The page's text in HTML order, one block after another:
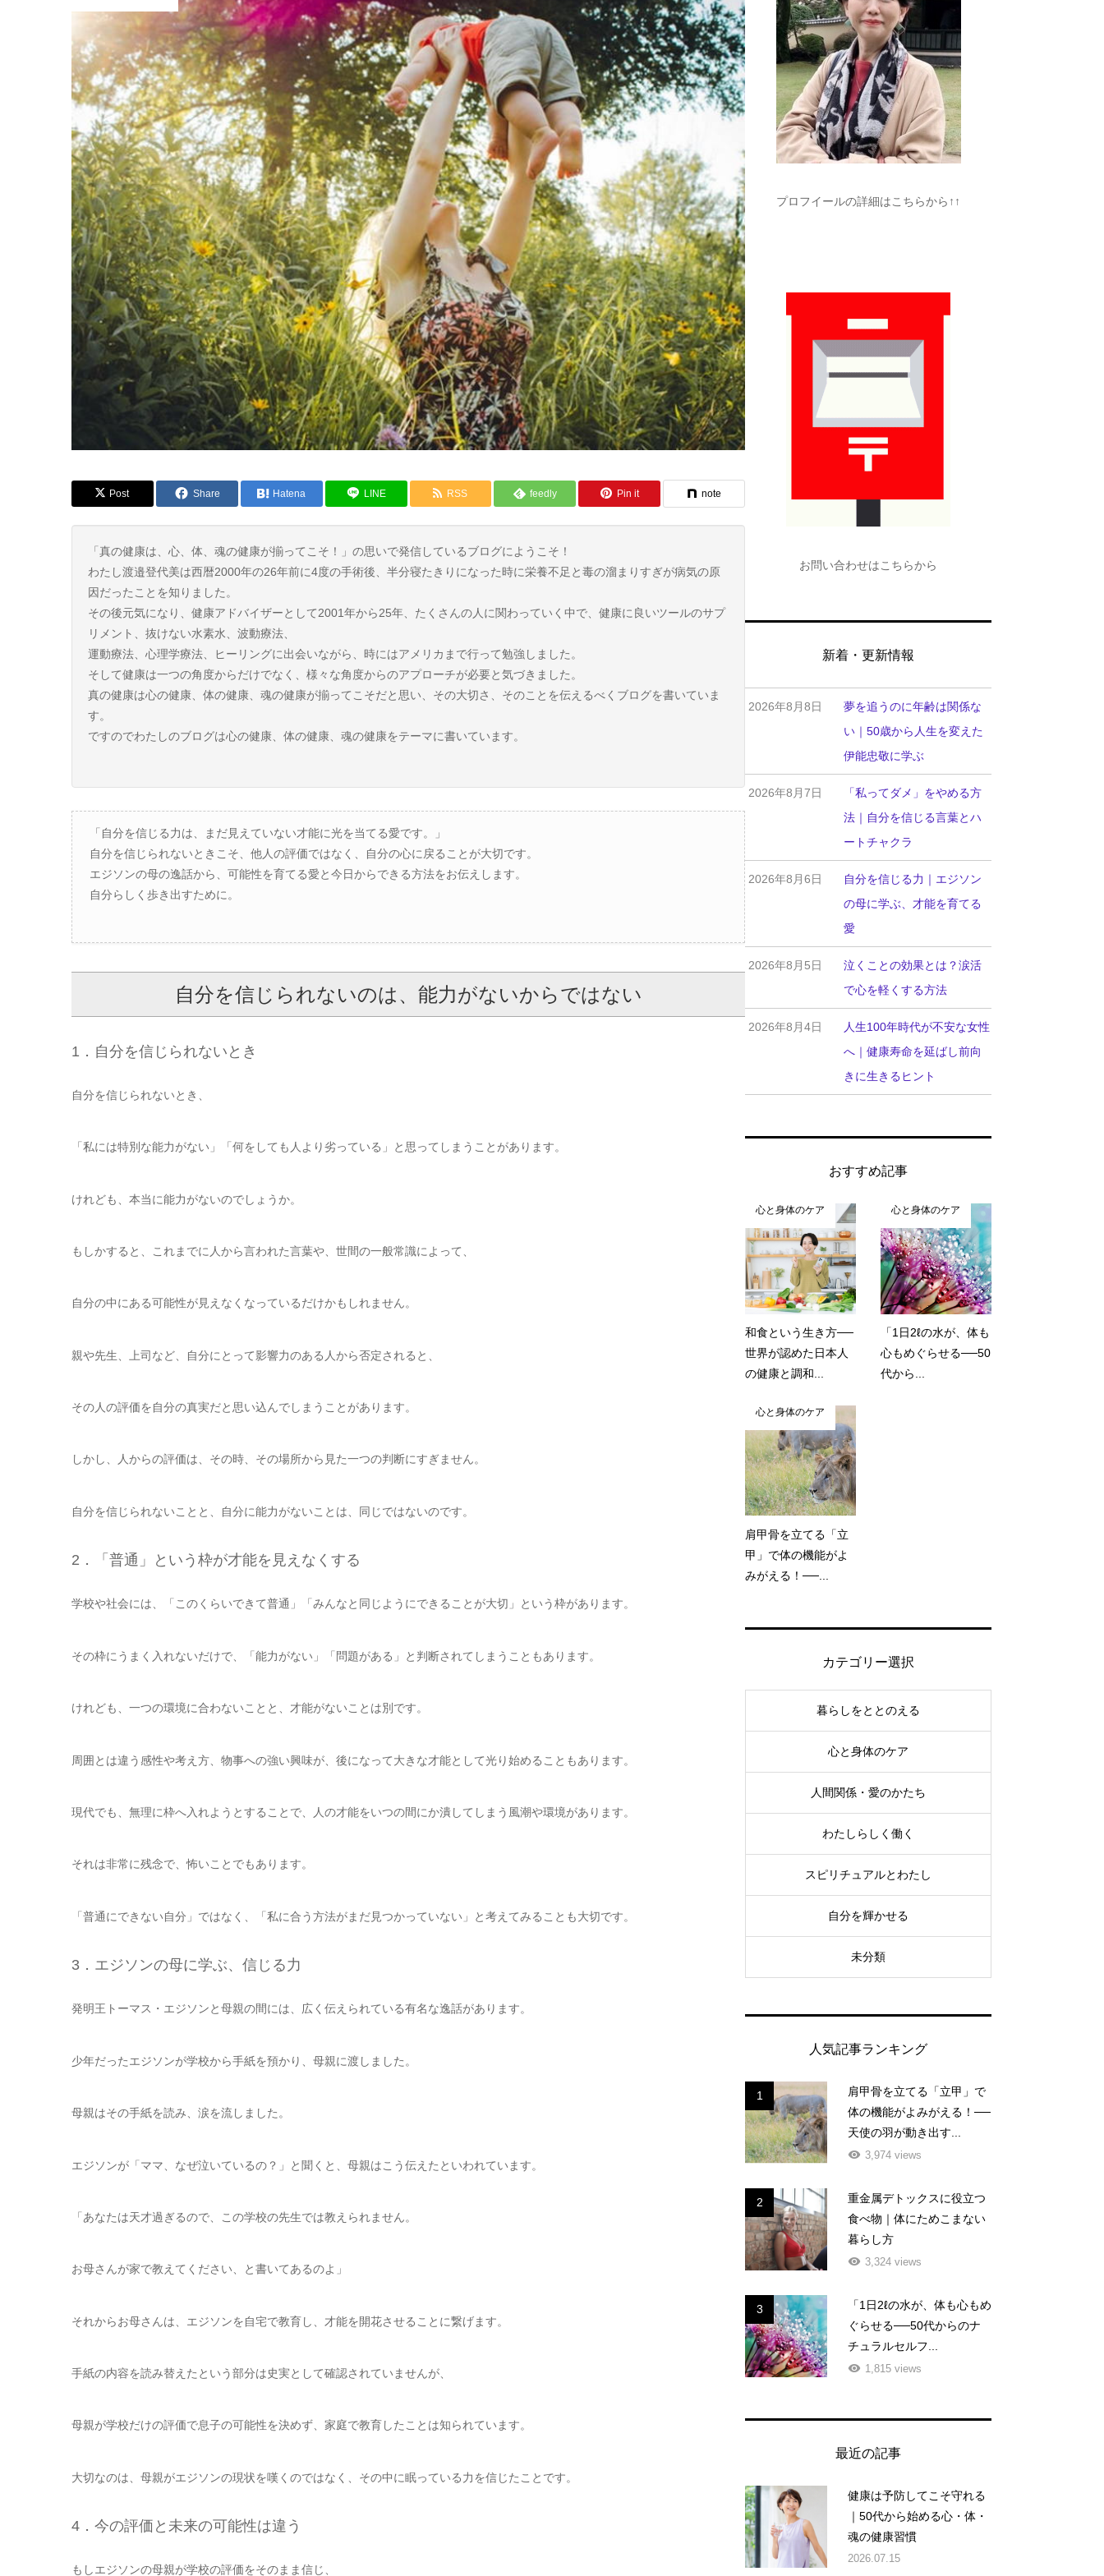
Post Share Hatena LINE RSS feedly Pin it note
「真の健康は、心、体、魂の健康が揃ってこそ！」の思いで発信しているブログにようこそ！
わたし渡邉登代美は西暦2000年の26年前に4度の手術後、半分寝たきりになった時に栄養不足と毒の溜まりすぎが病気の原
因だったことを知りました。
その後元気になり、健康アドバイザーとして2001年から25年、たくさんの人に関わっていく中で、健康に良いツールのサプ
リメント、抜けない水素水、波動療法、
運動療法、心理学療法、ヒーリングに出会いながら、時にはアメリカまで行って勉強しました。
そして健康は一つの角度からだけでなく、様々な角度からのアプローチが必要と気づきました。
真の健康は心の健康、体の健康、魂の健康が揃ってこそだと思い、その大切さ、そのことを伝えるべくブログを書いていま
す。
ですのでわたしのブログは心の健康、体の健康、魂の健康をテーマに書いています。
「自分を信じる力は、まだ見えていない才能に光を当てる愛です。」
自分を信じられないときこそ、他人の評価ではなく、自分の心に戻ることが大切です。
エジソンの母の逸話から、可能性を育てる愛と今日からできる方法をお伝えします。
自分らしく歩き出すために。
自分を信じられないのは、能力がないからではない
1．自分を信じられないとき
自分を信じられないとき、
「私には特別な能力がない」「何をしても人より劣っている」と思ってしまうことがあります。
けれども、本当に能力がないのでしょうか。
もしかすると、これまでに人から言われた言葉や、世間の一般常識によって、
自分の中にある可能性が見えなくなっているだけかもしれません。
親や先生、上司など、自分にとって影響力のある人から否定されると、
その人の評価を自分の真実だと思い込んでしまうことがあります。
しかし、人からの評価は、その時、その場所から見た一つの判断にすぎません。
自分を信じられないことと、自分に能力がないことは、同じではないのです。
2．「普通」という枠が才能を見えなくする
学校や社会には、「このくらいできて普通」「みんなと同じようにできることが大切」という枠があります。
その枠にうまく入れないだけで、「能力がない」「問題がある」と判断されてしまうこともあります。
けれども、一つの環境に合わないことと、才能がないことは別です。
周囲とは違う感性や考え方、物事への強い興味が、後になって大きな才能として光り始めることもあります。
現代でも、無理に枠へ入れようとすることで、人の才能をいつの間にか潰してしまう風潮や環境があります。
それは非常に残念で、怖いことでもあります。
「普通にできない自分」ではなく、「私に合う方法がまだ見つかっていない」と考えてみることも大切です。
3．エジソンの母に学ぶ、信じる力
発明王トーマス・エジソンと母親の間には、広く伝えられている有名な逸話があります。
少年だったエジソンが学校から手紙を預かり、母親に渡しました。
母親はその手紙を読み、涙を流しました。
エジソンが「ママ、なぜ泣いているの？」と聞くと、母親はこう伝えたといわれています。
「あなたは天才過ぎるので、この学校の先生では教えられません。
お母さんが家で教えてください、と書いてあるのよ」
それからお母さんは、エジソンを自宅で教育し、才能を開花させることに繋げます。
手紙の内容を読み替えたという部分は史実として確認されていませんが、
母親が学校だけの評価で息子の可能性を決めず、家庭で教育したことは知られています。
大切なのは、母親がエジソンの現状を嘆くのではなく、その中に眠っている力を信じたことです。
4．今の評価と未来の可能性は違う
もしエジソンの母親が学校の評価をそのまま信じ、
プロフイールの詳細はこちらから↑↑
お問い合わせはこちらから
新着・更新情報
2026年8月8日
夢を追うのに年齢は関係な
い｜50歳から人生を変えた
伊能忠敬に学ぶ
2026年8月7日
「私ってダメ」をやめる方
法｜自分を信じる言葉とハ
ートチャクラ
2026年8月6日
自分を信じる力｜エジソン
の母に学ぶ、才能を育てる
愛
2026年8月5日
泣くことの効果とは？涙活
で心を軽くする方法
2026年8月4日
人生100年時代が不安な女性
へ｜健康寿命を延ばし前向
きに生きるヒント
おすすめ記事
心と身体のケア
和食という生き方──
世界が認めた日本人
の健康と調和...
心と身体のケア
「1日2ℓの水が、体も
心もめぐらせる──50
代から...
心と身体のケア
肩甲骨を立てる「立
甲」で体の機能がよ
みがえる！──...
カテゴリー選択
暮らしをととのえる
心と身体のケア
人間関係・愛のかたち
わたしらしく働く
スピリチュアルとわたし
自分を輝かせる
未分類
人気記事ランキング
1
肩甲骨を立てる「立甲」で
体の機能がよみがえる！──
天使の羽が動き出す...
3,974 views
2
重金属デトックスに役立つ
食べ物｜体にためこまない
暮らし方
3,324 views
3
「1日2ℓの水が、体も心もめ
ぐらせる──50代からのナ
チュラルセルフ...
1,815 views
最近の記事
健康は予防してこそ守れる
｜50代から始める心・体・
魂の健康習慣
2026.07.15